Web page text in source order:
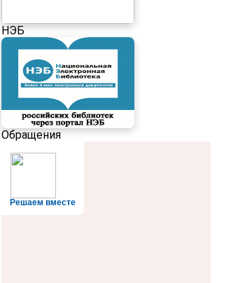
НЭБ
Обращения
Решаем вместе